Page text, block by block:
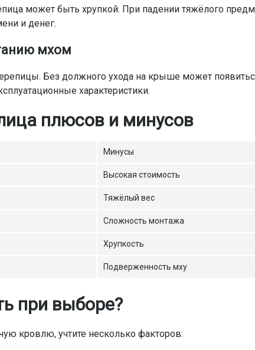
может быть хрупкой. При падении тяжёлого
и денег.
мхом
Без должного ухода на крыше может
характеристики.
плюсов и минусов
Минусы
Высокая стоимость
Тяжёлый вес
Сложность монтажа
Хрупкость
Подверженность мху
при выборе?
кровлю, учтите несколько факторов: